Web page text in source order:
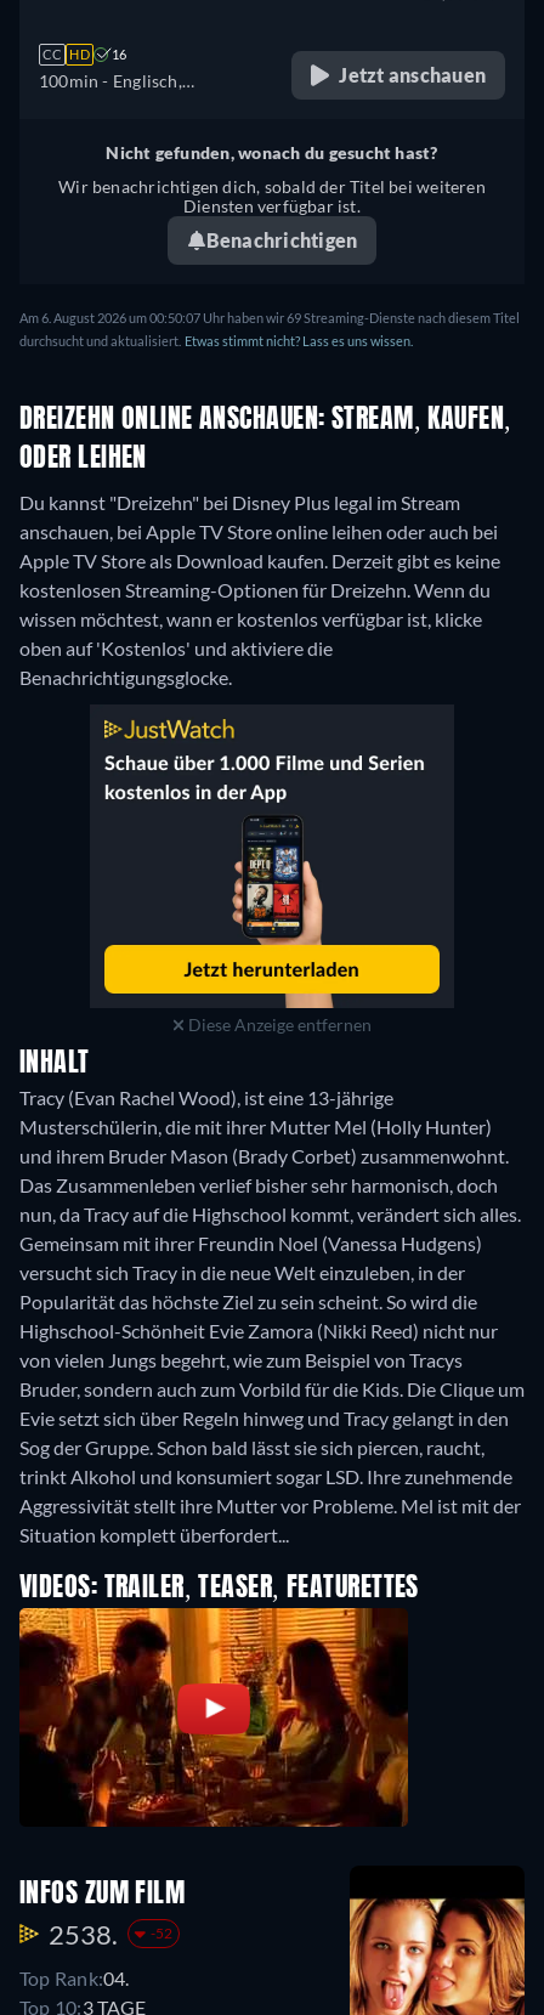
CC HD 16
100min - Englisch,
Jetzt anschauen
Nicht gefunden, wonach du gesucht hast?
Wir benachrichtigen dich, sobald der Titel bei weiteren
Diensten verfügbar ist.
Benachrichtigen
Am 6. August 2026 um 00:50:07 Uhr haben wir 69 Streaming-Dienste nach diesem Titel
durchsucht und aktualisiert. Etwas stimmt nicht? Lass es uns wissen.
DREIZEHN ONLINE ANSCHAUEN: STREAM, KAUFEN,
ODER LEIHEN
Du kannst "Dreizehn" bei Disney Plus legal im Stream
anschauen, bei Apple TV Store online leihen oder auch bei
Apple TV Store als Download kaufen. Derzeit gibt es keine
kostenlosen Streaming-Optionen für Dreizehn. Wenn du
wissen möchtest, wann er kostenlos verfügbar ist, klicke
oben auf 'Kostenlos' und aktiviere die
Benachrichtigungsglocke.
Diese Anzeige entfernen
INHALT
Tracy (Evan Rachel Wood), ist eine 13-jährige
Musterschülerin, die mit ihrer Mutter Mel (Holly Hunter)
und ihrem Bruder Mason (Brady Corbet) zusammenwohnt.
Das Zusammenleben verlief bisher sehr harmonisch, doch
nun, da Tracy auf die Highschool kommt, verändert sich alles.
Gemeinsam mit ihrer Freundin Noel (Vanessa Hudgens)
versucht sich Tracy in die neue Welt einzuleben, in der
Popularität das höchste Ziel zu sein scheint. So wird die
Highschool-Schönheit Evie Zamora (Nikki Reed) nicht nur
von vielen Jungs begehrt, wie zum Beispiel von Tracys
Bruder, sondern auch zum Vorbild für die Kids. Die Clique um
Evie setzt sich über Regeln hinweg und Tracy gelangt in den
Sog der Gruppe. Schon bald lässt sie sich piercen, raucht,
trinkt Alkohol und konsumiert sogar LSD. Ihre zunehmende
Aggressivität stellt ihre Mutter vor Probleme. Mel ist mit der
Situation komplett überfordert...
VIDEOS: TRAILER, TEASER, FEATURETTES
INFOS ZUM FILM
2538. -52
Top Rank:04.
Top 10:3 TAGE